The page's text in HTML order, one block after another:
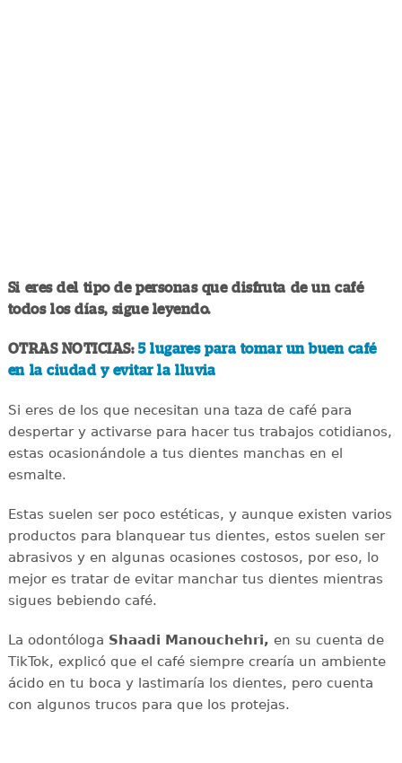
Si eres del tipo de personas que disfruta de un café
todos los días, sigue leyendo.
OTRAS NOTICIAS: 5 lugares para tomar un buen café
en la ciudad y evitar la lluvia
Si eres de los que necesitan una taza de café para
despertar y activarse para hacer tus trabajos cotidianos,
estas ocasionándole a tus dientes manchas en el
esmalte.
Estas suelen ser poco estéticas, y aunque existen varios
productos para blanquear tus dientes, estos suelen ser
abrasivos y en algunas ocasiones costosos, por eso, lo
mejor es tratar de evitar manchar tus dientes mientras
sigues bebiendo café.
La odontóloga Shaadi Manouchehri, en su cuenta de
TikTok, explicó que el café siempre crearía un ambiente
ácido en tu boca y lastimaría los dientes, pero cuenta
con algunos trucos para que los protejas.